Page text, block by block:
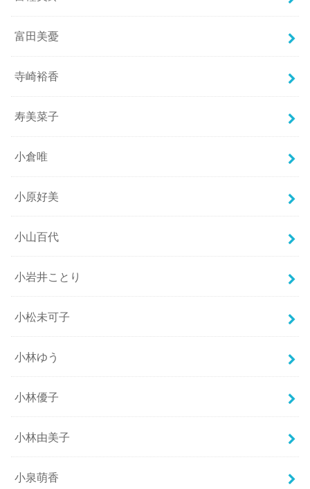
富田美憂
寺崎裕香
寿美菜子
小倉唯
小原好美
小山百代
小岩井ことり
小松未可子
小林ゆう
小林優子
小林由美子
小泉萌香